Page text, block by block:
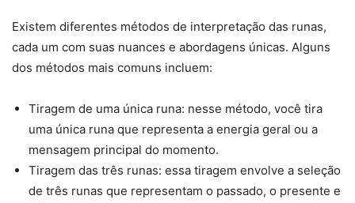
Existem diferentes métodos de interpretação das runas,
cada um com suas nuances e abordagens únicas. Alguns
dos métodos mais comuns incluem:
Tiragem de uma única runa: nesse método, você tira
uma única runa que representa a energia geral ou a
mensagem principal do momento.
Tiragem das três runas: essa tiragem envolve a seleção
de três runas que representam o passado, o presente e